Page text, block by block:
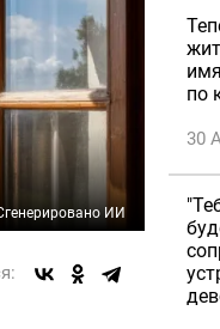
ИИ
по
30